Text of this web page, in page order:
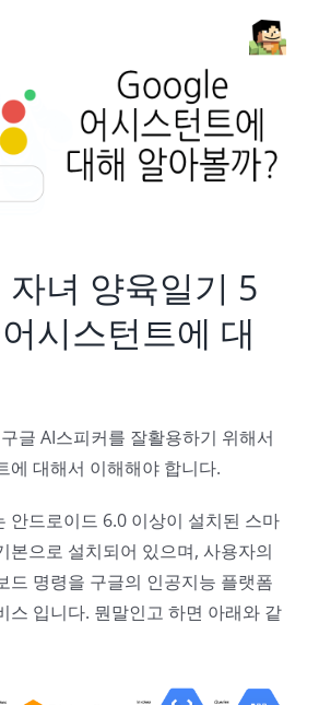
녀 양육일기 5
시스턴트에 대
글 AI스피커를 잘활용하기 위해서
에 대해서 이해해야 합니다.
안드로이드 6.0 이상이 설치된 스마
본으로 설치되어 있으며, 사용자의
드 명령을 구글의 인공지능 플랫폼
스 입니다. 뭔말인고 하면 아래와 같